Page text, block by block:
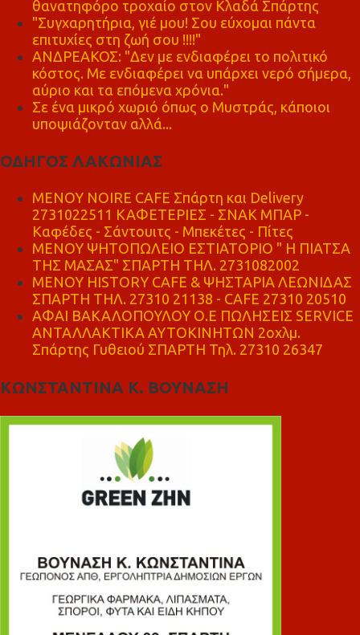
θανατηφόρο τροχαίο στον Κλαδά Σπάρτης
"Συγχαρητήρια, γιέ μου! Σου εύχομαι πάντα
επιτυχίες στη ζωή σου !!!!"
ΑΝΔΡΕΑΚΟΣ: "Δεν με ενδιαφέρει το πολιτικό
κόστος. Με ενδιαφέρει να υπάρχει νερό σήμερα,
αύριο και τα επόμενα χρόνια."
Σε ένα μικρό χωριό όπως ο Μυστράς, κάποιοι
υποψιάζονταν αλλά...
ΟΔΗΓΟΣ ΛΑΚΩΝΙΑΣ
MENOY NOIRE CAFE Σπάρτη και Delivery
2731022511 ΚΑΦΕΤΕΡΙΕΣ - ΣΝΑΚ ΜΠΑΡ -
Καφέδες - Σάντουιτς - Μπεκέτες - Πίτες
ΜΕΝΟΥ ΨΗΤΟΠΩΛΕΙΟ ΕΣΤΙΑΤΟΡΙΟ " Η ΠΙΑΤΣΑ
ΤΗΣ ΜΑΣΑΣ" ΣΠΑΡΤΗ ΤΗΛ. 2731082002
ΜΕΝΟΥ HISTORY CAFE & ΨΗΣΤΑΡΙΑ ΛΕΩΝΙΔΑΣ
ΣΠΑΡΤΗ ΤΗΛ. 27310 21138 - CAFE 27310 20510
ΑΦΑΙ ΒΑΚΑΛΟΠΟΥΛΟΥ Ο.Ε ΠΩΛΗΣΕΙΣ SERVICE
ΑΝΤΑΛΛΑΚΤΙΚΑ ΑΥΤΟΚΙΝΗΤΩΝ 2οχλμ.
Σπάρτης Γυθειού ΣΠΑΡΤΗ Τηλ. 27310 26347
ΚΩΝΣΤΑΝΤΙΝΑ Κ. ΒΟΥΝΑΣΗ